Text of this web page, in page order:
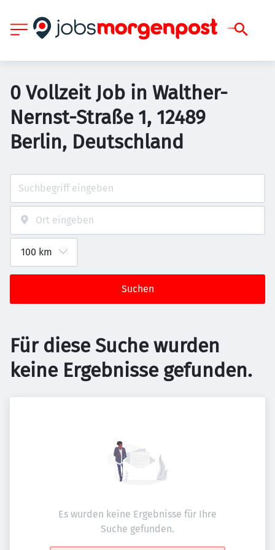
0 Vollzeit Job in Walther-
Nernst-Straße 1, 12489
Berlin, Deutschland
Suchen
Für diese Suche wurden
keine Ergebnisse gefunden.
Es wurden keine Ergebnisse für Ihre
Suche gefunden.